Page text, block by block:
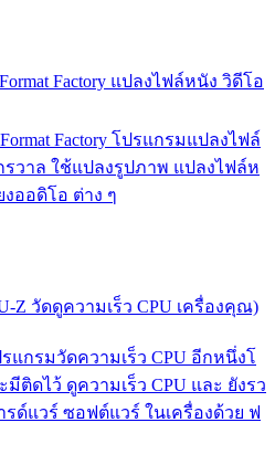
Factory แปลงไฟล์หนัง วิดีโอ
Factory โปรแกรมแปลงไฟล์
รวาล ใช้แปลงรูปภาพ แปลงไฟล์ห
งออดิโอ ต่าง ๆ
Z วัดดูความเร็ว CPU เครื่องคุณ)
แกรมวัดความเร็ว CPU อีกหนึ่งโ
ติดไว้ ดูความเร็ว CPU และ ยังรว
ด์แวร์ ซอฟต์แวร์ ในเครื่องด้วย ฟ